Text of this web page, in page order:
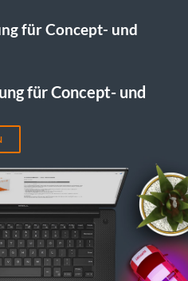
für Concept- und
für Concept- und